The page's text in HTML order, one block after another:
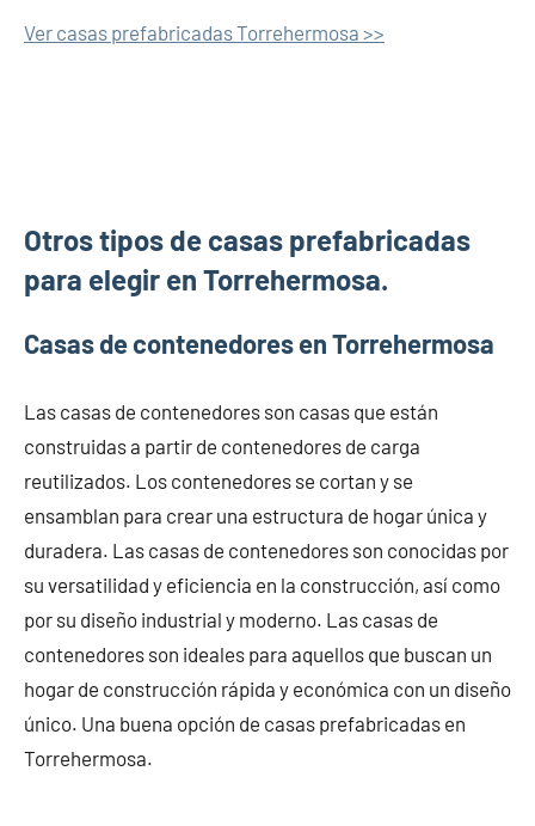
Ver casas prefabricadas Torrehermosa >>
Otros tipos de casas prefabricadas
para elegir en Torrehermosa.
Casas de contenedores en Torrehermosa
Las casas de contenedores son casas que están
construidas a partir de contenedores de carga
reutilizados. Los contenedores se cortan y se
ensamblan para crear una estructura de hogar única y
duradera. Las casas de contenedores son conocidas por
su versatilidad y eficiencia en la construcción, así como
por su diseño industrial y moderno. Las casas de
contenedores son ideales para aquellos que buscan un
hogar de construcción rápida y económica con un diseño
único. Una buena opción de casas prefabricadas en
Torrehermosa.